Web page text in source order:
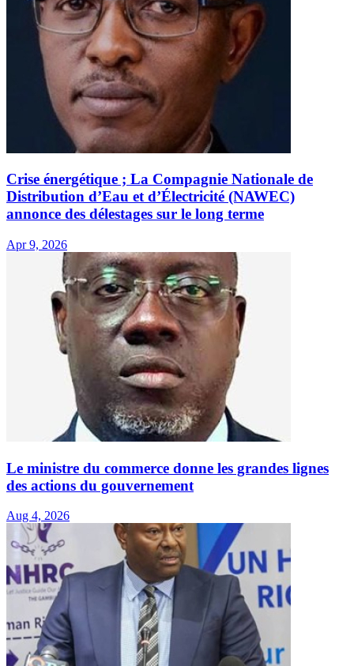
Crise énergétique ; La Compagnie Nationale de
Distribution d’Eau et d’Électricité (NAWEC)
annonce des délestages sur le long terme
Apr 9, 2026
Le ministre du commerce donne les grandes lignes
des actions du gouvernement
Aug 4, 2026